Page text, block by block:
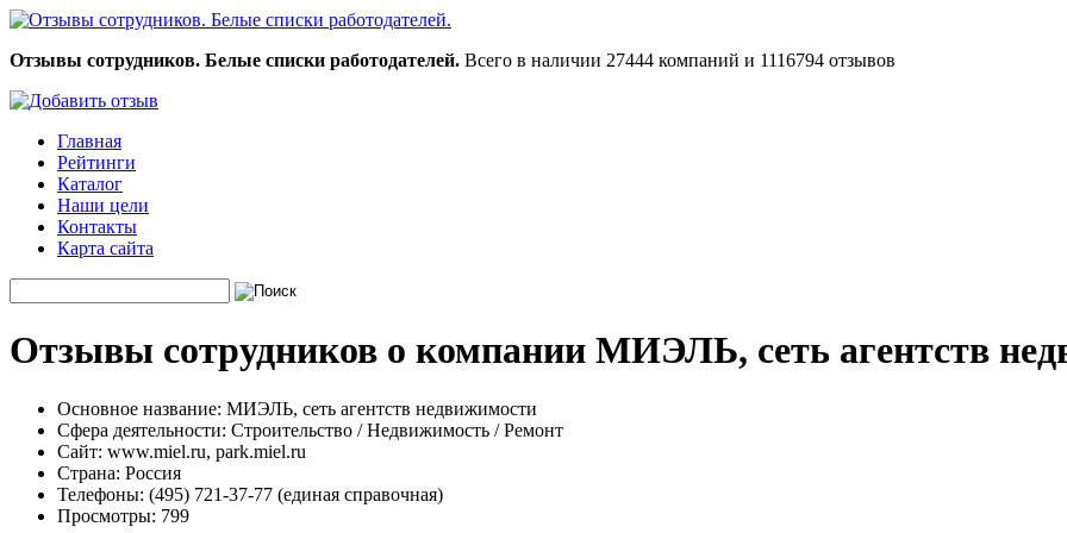
Отзывы сотрудников. Белые списки работодателей. Всего в наличии 27444 компаний и 1116794 отзывов
Главная
Рейтинги
Каталог
Наши цели
Контакты
Карта сайта
Отзывы сотрудников о компании МИЭЛЬ, сеть агентств
Основное название: МИЭЛЬ, сеть агентств недвижимости
Сфера деятельности: Строительство / Недвижимость / Ремонт
Сайт: www.miel.ru, park.miel.ru
Страна: Россия
Телефоны: (495) 721-37-77 (единая справочная)
Просмотры: 799